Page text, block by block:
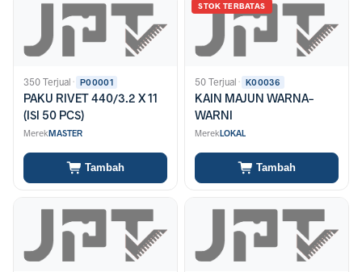
350 Terjual· P00001
PAKU RIVET 440/3.2 X 11
(ISI 50 PCS)
MerekMASTER
Tambah
STOK TERBATAS
50 Terjual· K00036
KAIN MAJUN WARNA-
WARNI
MerekLOKAL
Tambah